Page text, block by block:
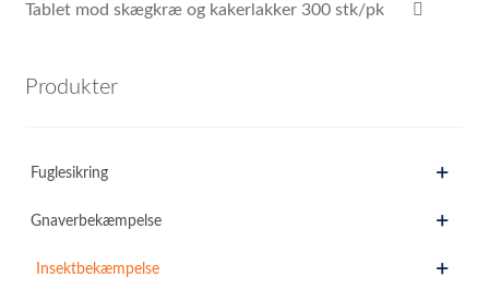
Tablet mod skægkræ og kakerlakker 300 stk/pk
Produkter
Fuglesikring
Gnaverbekæmpelse
Insektbekæmpelse